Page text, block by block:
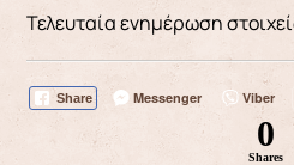
Τελευταία ενημέρωση
Share Messenger Viber
0
Shares